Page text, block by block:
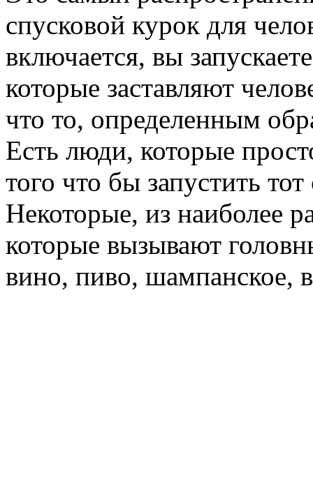
спусковой курок для
включается, вы
которые заставляют
что то, определенным
Есть люди, которые
того что бы запустить
Некоторые, из наиболее
которые вызывают
вино, пиво, шампанское,